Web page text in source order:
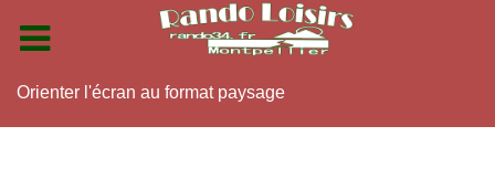
Orienter l'écran au format paysage